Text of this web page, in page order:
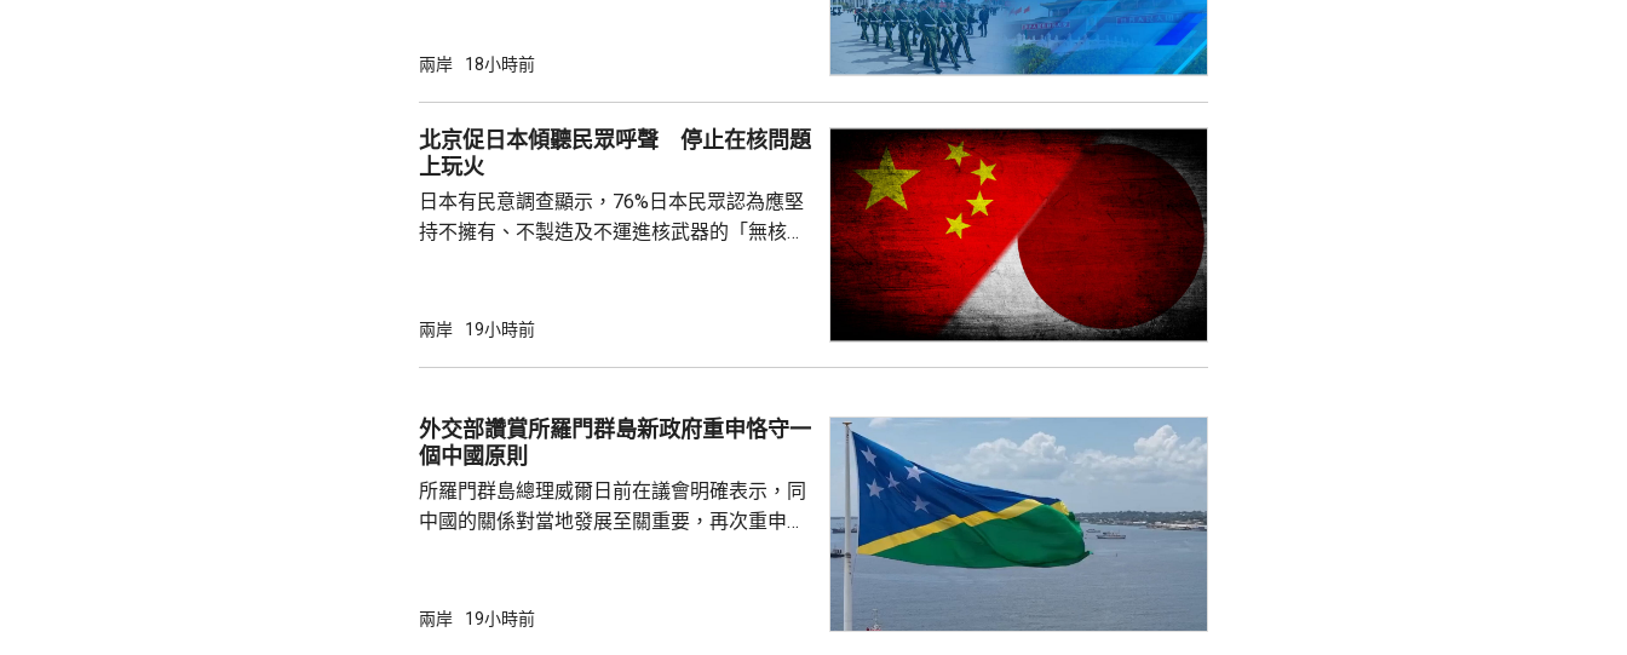
部緊急調集17支救援力量合共180多人救災。
張有序進行，當地社會秩序穩定。
兩岸 18小時前
北京促日本傾聽民眾呼聲 停止在核問題
上玩火
日本有民意調查顯示，76%日本民眾認為應堅
持不擁有、不製造及不運進核武器的「無核三
言人林劍回應指，民調結果充分反映日本主流
圖突破「無核三原則」，暴露出日本右翼勢力
日益膨脹的政治、軍事野心，是拿一億多日本
兩岸 19小時前
外交部讚賞所羅門群島新政府重申恪守一
個中國原則
所羅門群島總理威爾日前在議會明確表示，同
中國的關係對當地發展至關重要，再次重申所
個中國，台灣是中國領土不可分割的一部分，
兩岸 19小時前